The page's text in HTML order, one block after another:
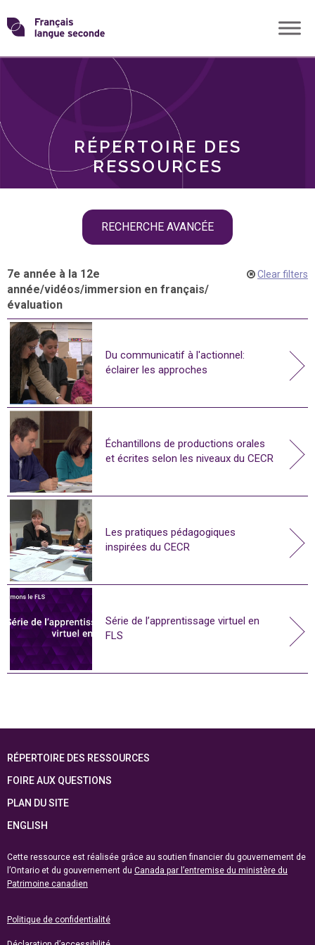
Skip
toTransformons
langue
RÉPERTOIRE DES
RESSOURCES
RECHERCHE AVANCÉE
THÈMES
7e année à la 12e
année/vidéos/immersion en français/
évaluation
Clear filters
Du communicatif à l'actionnel:
éclairer les approches
Échantillons de productions orales
et écrites selon les niveaux du CECR
Les pratiques pédagogiques
inspirées du CECR
Série de l’apprentissage virtuel en
FLS
RÉPERTOIRE DES RESSOURCES
FOIRE AUX QUESTIONS
PLAN DU SITE
ENGLISH
Cette ressource est réalisée grâce au soutien financier du gouvernement de
l’Ontario et du gouvernement du Canada par l’entremise du ministère du
Patrimoine canadien
Politique de confidentialité